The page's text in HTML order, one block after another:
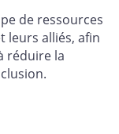
de ressources
leurs alliés, afin
réduire la